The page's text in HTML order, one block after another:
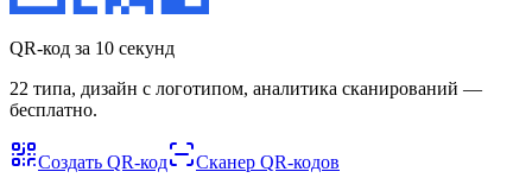
QR-код за 10 секунд
22 типа, дизайн с логотипом, аналитика сканирований —
бесплатно.
Создать QR-код Сканер QR-кодов